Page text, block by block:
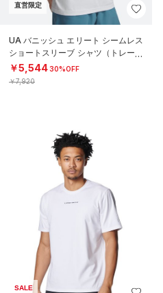
直営限定
UA バニッシュ エリート シームレス
ショートスリーブ シャツ（トレーニ
ング/MEN）
￥5,54430%OFF
￥7,920
SALE